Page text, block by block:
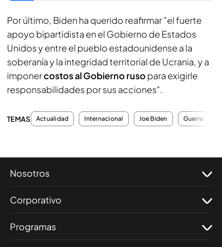
Por último, Biden ha querido reafirmar "el fuerte
apoyo bipartidista en el Gobierno de Estados
Unidos y entre el pueblo estadounidense a la
soberanía y la integridad territorial de Ucrania, y a
imponercostos al Gobierno ruso para exigirle
responsabilidades por sus acciones".
TEMAS Actualidad Internacional Joe Biden Guerra
Nosotros
Corporativo
Programas